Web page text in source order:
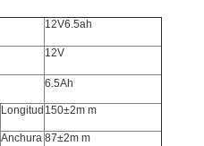
12V6.5ah
12V
6.5Ah
Longitud 150±2m m
Anchura 87±2m m